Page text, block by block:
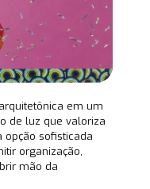
em um
de luz que valoriza
opção sofisticada
organização,
mão da